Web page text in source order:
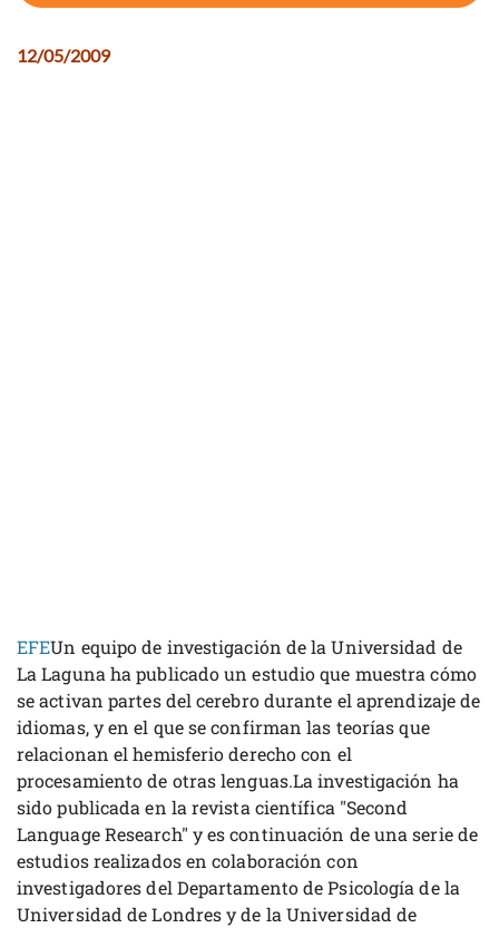
12/05/2009
EFEUn equipo de investigación de la Universidad de
La Laguna ha publicado un estudio que muestra cómo
se activan partes del cerebro durante el aprendizaje de
idiomas, y en el que se confirman las teorías que
relacionan el hemisferio derecho con el
procesamiento de otras lenguas.La investigación ha
sido publicada en la revista científica "Second
Language Research" y es continuación de una serie de
estudios realizados en colaboración con
investigadores del Departamento de Psicología de la
Universidad de Londres y de la Universidad de